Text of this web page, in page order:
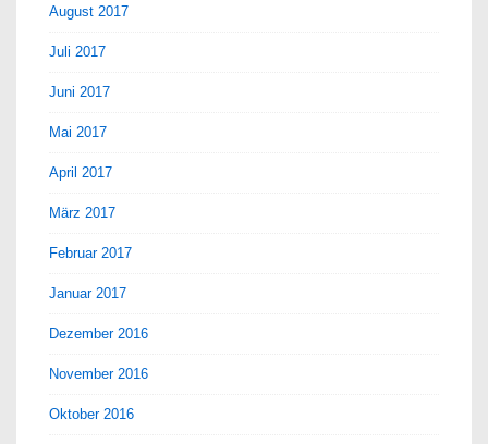
August 2017
Juli 2017
Juni 2017
Mai 2017
April 2017
März 2017
Februar 2017
Januar 2017
Dezember 2016
November 2016
Oktober 2016